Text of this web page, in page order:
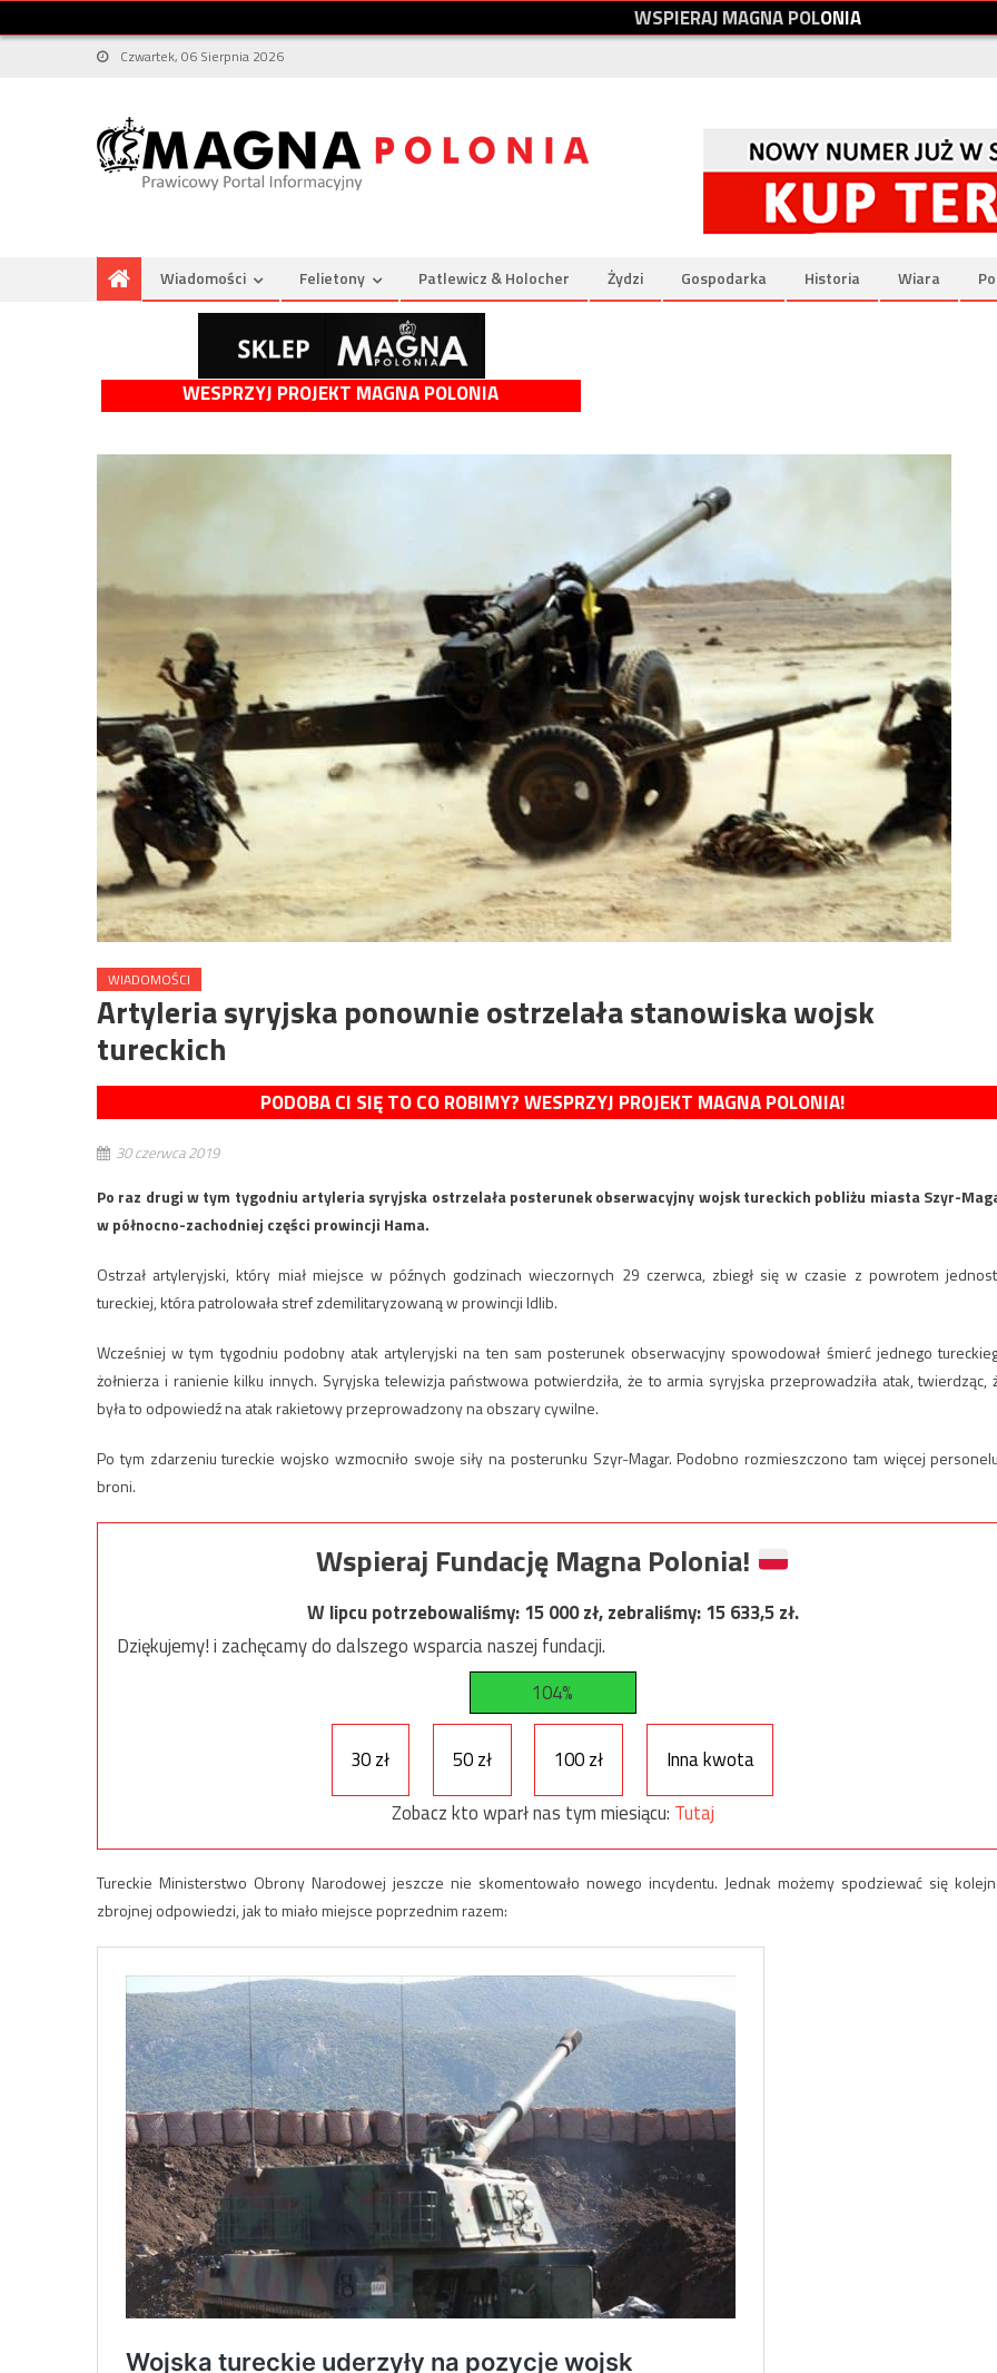
WSPIERAJMAGNAPOLONIA
Czwartek, 06 Sierpnia 2026
Wiadomości Felietony Patlewicz & Holocher Żydzi Gospodarka Historia Wiara
WESPRZYJ PROJEKT MAGNA POLONIA
WIADOMOŚCI
Artyleria syryjska ponownie ostrzelała stanowiska wojsk
tureckich
PODOBA CI SIĘ TO CO ROBIMY? WESPRZYJ PROJEKT MAGNA POLONIA!
30 czerwca 2019
Po raz drugi w tym tygodniu artyleria syryjska ostrzelała posterunek obserwacyjny wojsk tureckich pobliżu miasta Szyr-
w północno-zachodniej części prowincji Hama.
Ostrzał artyleryjski, który miał miejsce w późnych godzinach wieczornych 29 czerwca, zbiegł się w czasie z powrotem
tureckiej, która patrolowała stref zdemilitaryzowaną w prowincji Idlib.
Wcześniej w tym tygodniu podobny atak artyleryjski na ten sam posterunek obserwacyjny spowodował śmierć jednego
żołnierza i ranienie kilku innych. Syryjska telewizja państwowa potwierdziła, że to armia syryjska przeprowadziła atak, twierdząc,
była to odpowiedź na atak rakietowy przeprowadzony na obszary cywilne.
Po tym zdarzeniu tureckie wojsko wzmocniło swoje siły na posterunku Szyr-Magar. Podobno rozmieszczono tam więcej
broni.
Wspieraj Fundację Magna Polonia!
W lipcu potrzebowaliśmy:15 000zł, zebraliśmy:15 633,5zł.
Dziękujemy! i zachęcamy do dalszego wsparcia naszej fundacji.
104%
30 zł 50 zł 100 zł
Inna kwota
Zobacz kto wparł nas tym miesiącu: Tutaj
Tureckie Ministerstwo Obrony Narodowej jeszcze nie skomentowało nowego incydentu. Jednak możemy spodziewać się
zbrojnej odpowiedzi, jak to miało miejsce poprzednim razem: